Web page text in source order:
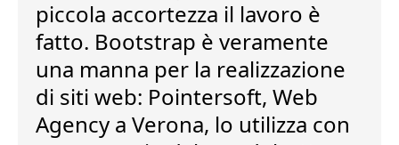
piccola accortezza il lavoro è
fatto. Bootstrap è veramente
una manna per la realizzazione
di siti web: Pointersoft, Web
Agency a Verona, lo utilizza con